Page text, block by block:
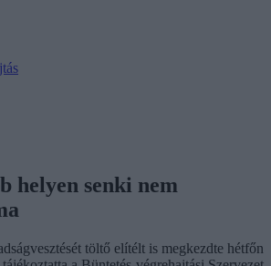
helyen senki nem
töltő elítélt is megkezdte hétfőn